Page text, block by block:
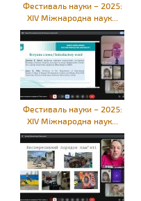
Фестиваль науки – 2025:
XIV Міжнародна наук...
Фестиваль науки – 2025:
XIV Міжнародна наук...